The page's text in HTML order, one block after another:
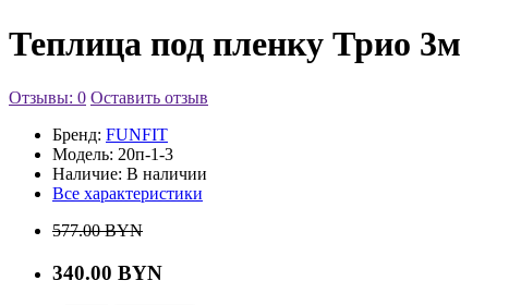
Теплица под пленку Трио 3м
Отзывы: 0 Оставить отзыв
Бренд: FUNFIT
Модель: 20п-1-3
Наличие: В наличии
Все характеристики
577.00 BYN
340.00 BYN